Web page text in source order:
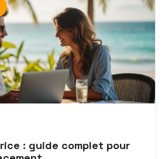
: guide complet pour